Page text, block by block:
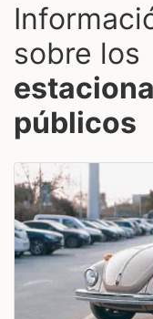
sobre los
públicos